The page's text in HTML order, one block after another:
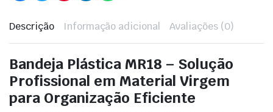
Descrição Informação adicional Avaliações (0)
Bandeja Plástica MR18 – Solução
Profissional em Material Virgem
para Organização Eficiente